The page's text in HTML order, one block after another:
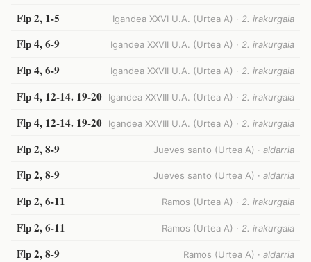
Flp 2, 1-5 Igandea XXVI U.A. (Urtea A) · 2. irakurgaia
Flp 4, 6-9 Igandea XXVII U.A. (Urtea A) · 2. irakurgaia
Flp 4, 6-9 Igandea XXVII U.A. (Urtea A) · 2. irakurgaia
Flp 4, 12-14. 19-20 Igandea XXVIII U.A. (Urtea A) · 2. irakurgaia
Flp 4, 12-14. 19-20 Igandea XXVIII U.A. (Urtea A) · 2. irakurgaia
Flp 2, 8-9 Jueves santo (Urtea A) · aldarria
Flp 2, 8-9 Jueves santo (Urtea A) · aldarria
Flp 2, 6-11 Ramos (Urtea A) · 2. irakurgaia
Flp 2, 6-11 Ramos (Urtea A) · 2. irakurgaia
Flp 2, 8-9 Ramos (Urtea A) · aldarria